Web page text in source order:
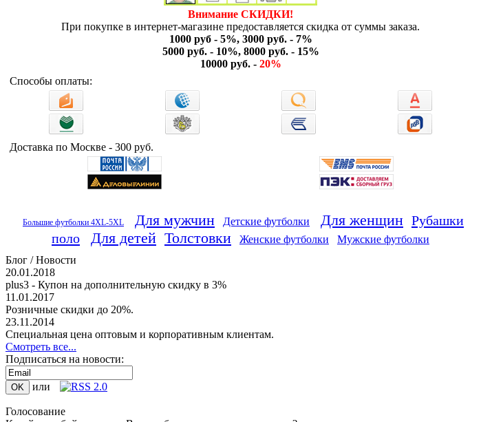
Внимание СКИДКИ!
При покупке в интернет-магазине предоставляется скидка от суммы заказа.
1000 руб - 5%, 3000 руб. - 7%
5000 руб. - 10%, 8000 руб. - 15%
10000 руб. - 20%
Способы оплаты:
Доставка по Москве - 300 руб.
Большие футболки 4XL-5XL Для мужчин Детские футболки Для женщин Рубашки
поло
Для детей Толстовки Женские футболки
Мужские футболки
Блог / Новости
20.01.2018
plus3 - Купон на дополнительную скидку в 3%
11.01.2017
Розничные скидки до 20%.
23.11.2014
Специальная цена оптовым и корпоративным клиентам.
Смотреть все...
Подписаться на новости:
или
Голосование